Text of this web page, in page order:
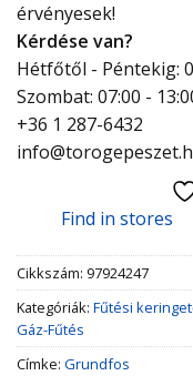
érvényesek!
Kérdése van?
Hétfőtől - Péntekig:
Szombat: 07:00 -
+36 1 287-6432
Find in stores
Cikkszám: 97924247
Kategóriák: Fűtési
Gáz-Fűtés
Címke: Grundfos